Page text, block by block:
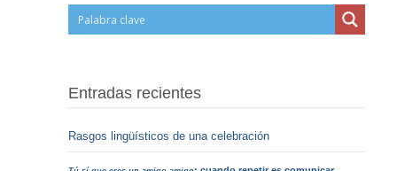
Entradas recientes
Rasgos lingüísticos de una celebración